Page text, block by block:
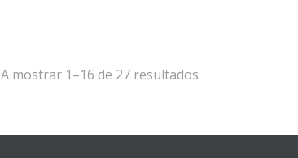
A mostrar 1–16 de 27 resultados